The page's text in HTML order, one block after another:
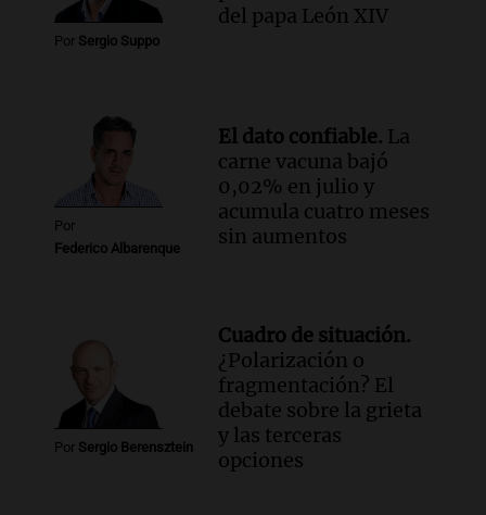
Audio.
Monseñor Fenoy celebra la visita
de León XIV a Argentina y reflexiona
Episodios
Audio. El ministro de Economía de Santa
Fe relativiza el impacto del fallo sobre
jubilaciones en la provincia
Panorama Federal
Episodios
Por Sergio Suppo
del papa León XIV
Por
Federico Albarenque
El dato confiable. La
carne vacuna bajó
0,02% en julio y
acumula cuatro meses
sin aumentos
Por Sergio Berensztein
Cuadro de situación.
¿Polarización o
fragmentación? El
debate sobre la grieta
y las terceras
opciones